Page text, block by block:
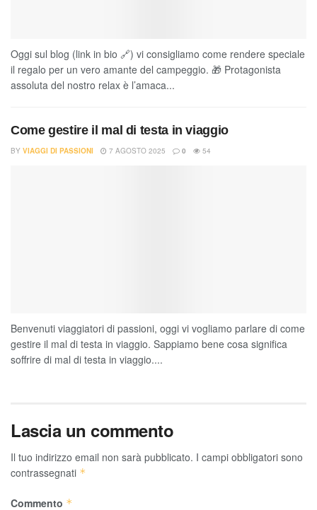
Oggi sul blog (link in bio 🔗) vi consigliamo come rendere speciale
il regalo per un vero amante del campeggio. 🎁 Protagonista
assoluta del nostro relax è l’amaca...
Come gestire il mal di testa in viaggio
BY VIAGGI DI PASSIONI 7 AGOSTO 2025 0 54
Benvenuti viaggiatori di passioni, oggi vi vogliamo parlare di come
gestire il mal di testa in viaggio. Sappiamo bene cosa significa
soffrire di mal di testa in viaggio....
Lascia un commento
Il tuo indirizzo email non sarà pubblicato. I campi obbligatori sono
contrassegnati *
Commento *